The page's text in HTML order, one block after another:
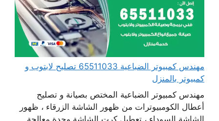
مهندس كمبيوتر الضباعية 65511033 تصليح لابتوب و
كمبيوتر بالمنزل
مهندس كمبيوتر الضباعية المختص بصيانة و تصليح
أعطال الكومبيوترات من ظهور الشاشة الزرقاء ، ظهور